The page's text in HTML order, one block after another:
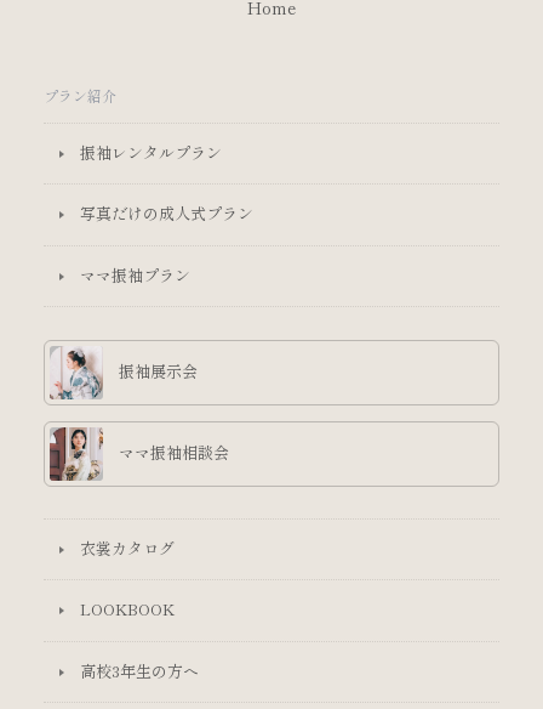
Home
プラン紹介
振袖レンタルプラン
写真だけの成人式プラン
ママ振袖プラン
振袖展示会
ママ振袖相談会
衣裳カタログ
LOOKBOOK
高校3年生の方へ